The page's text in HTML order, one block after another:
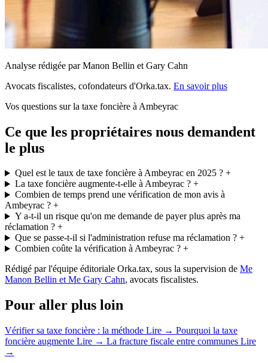
Analyse rédigée par Manon Bellin et Gary Cahn
Avocats fiscalistes, cofondateurs d'Orka.tax. En savoir plus
Vos questions sur la taxe foncière à Ambeyrac
Ce que les propriétaires nous demandent
le plus
Quel est le taux de taxe foncière à Ambeyrac en 2025 ?+
La taxe foncière augmente-t-elle à Ambeyrac ?+
Combien de temps prend une vérification de mon avis à
Ambeyrac ? +
Y a-t-il un risque qu'on me demande de payer plus après ma
réclamation ? +
Que se passe-t-il si l'administration refuse ma réclamation ?+
Combien coûte la vérification à Ambeyrac ?+
Rédigé par l'équipe éditoriale Orka.tax, sous la supervision de Me
Manon Bellin et Me Gary Cahn, avocats fiscalistes.
Pour aller plus loin
Vérifier sa taxe foncière : la méthode Lire → Pourquoi la taxe
foncière augmente Lire → La fracture fiscale entre communes Lire
→